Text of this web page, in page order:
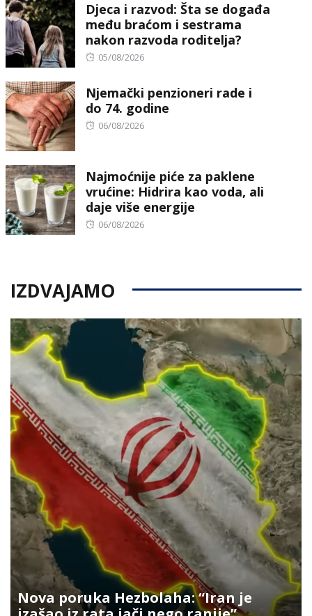
Djeca i razvod: Šta se događa
među braćom i sestrama
nakon razvoda roditelja?
Posted
05/08/2026
Njemački penzioneri rade i
do 74. godine
Posted
06/08/2026
Najmoćnije piće za paklene
vrućine: Hidrira kao voda, ali
daje više energije
Posted
06/08/2026
IZDVAJAMO
Nova poruka Hezbolaha: “Iran je